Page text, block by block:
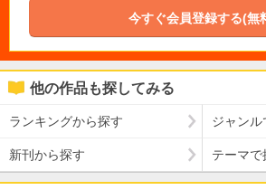
今すぐ会員登録する(無
他の作品も探してみる
ランキングから探す ジャンル
新刊から探す テーマで